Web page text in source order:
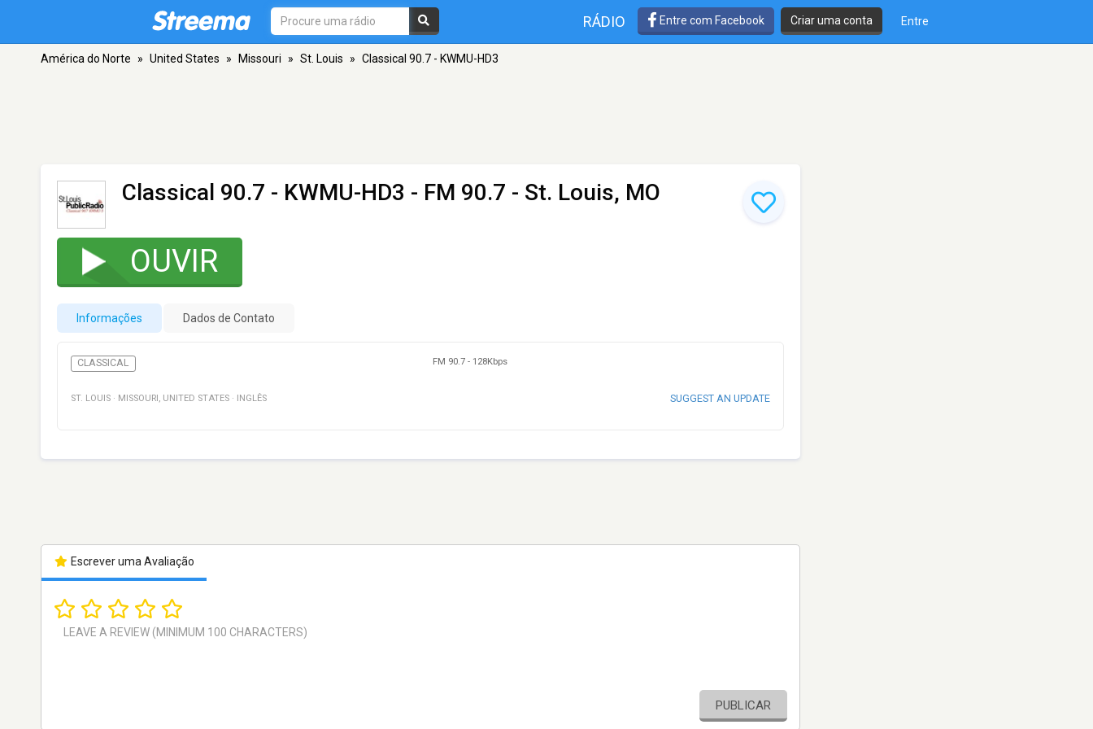
RÁDIO Entre com Facebook Criar uma conta Entre
América do Norte » United States » Missouri » St. Louis » Classical 90.7 - KWMU-HD3
Classical 90.7 - KWMU-HD3 - FM 90.7 - St. Louis, MO
OUVIR
Informações Dados de Contato
CLASSICAL FM 90.7 - 128Kbps
ST. LOUIS · MISSOURI , UNITED STATES · INGLÊS SUGGEST AN UPDATE
Escrever uma Avaliação
PUBLICAR